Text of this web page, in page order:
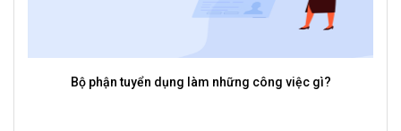
công việc gì?
Vì sao phần mềm quản lý tuyển